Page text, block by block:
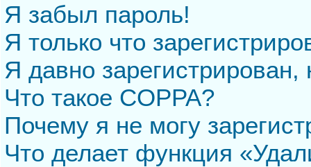
Я забыл пароль!
Я только что
Я давно
Что такое COPPA?
Почему я не могу
Что делает функция